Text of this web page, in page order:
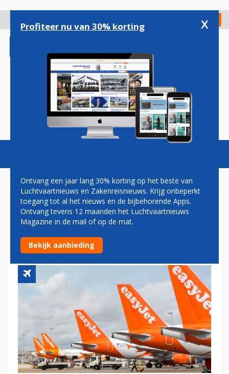
gaan
Check in
Magazine Podcasts Vacatures
OMZET EASYJET STEVIG
ONDER DRUK,
RECORDVERLIES VERWACHT
Profiteer nu van 30% korting x
Ontvang een jaar lang 30% korting op het beste van
Luchtvaartnieuws en Zakenreisnieuws. Krijg onbeperkt
toegang tot al het nieuws en de bijbehorende Apps.
Ontvang tevens 12 maanden het Luchtvaartnieuws
Magazine in de mail of op de mat.
Bekijk aanbieding